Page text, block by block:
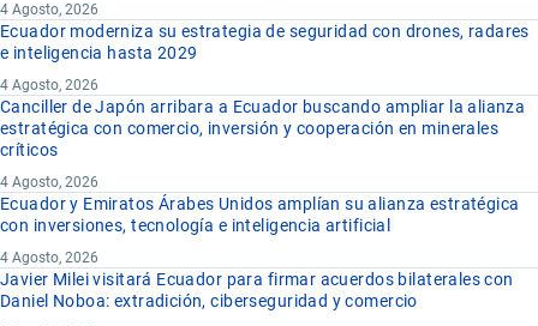
4 Agosto, 2026
Ecuador moderniza su estrategia de seguridad con drones, radares
e inteligencia hasta 2029
4 Agosto, 2026
Canciller de Japón arribara a Ecuador buscando ampliar la alianza
estratégica con comercio, inversión y cooperación en minerales
críticos
4 Agosto, 2026
Ecuador y Emiratos Árabes Unidos amplían su alianza estratégica
con inversiones, tecnología e inteligencia artificial
4 Agosto, 2026
Javier Milei visitará Ecuador para firmar acuerdos bilaterales con
Daniel Noboa: extradición, ciberseguridad y comercio